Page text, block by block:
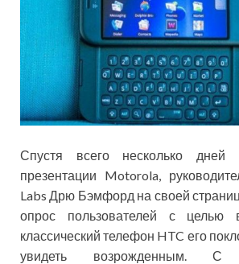
Спустя всего несколько дней
презентации Motorola,
Labs Дрю Бэмфорд на своей
опрос пользователей с целью
классический телефон HTC его
увидеть возрожденным. С